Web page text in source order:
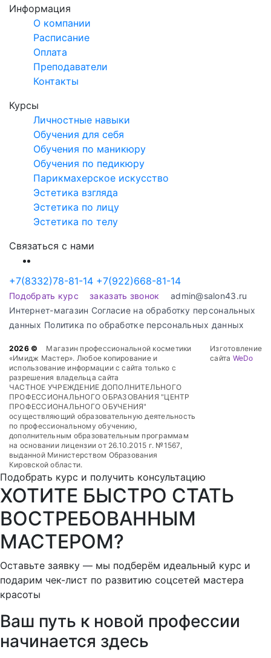
Информация
О компании
Расписание
Оплата
Преподаватели
Контакты
Курсы
Личностные навыки
Обучения для себя
Обучения по маникюру
Обучения по педикюру
Парикмахерское искусство
Эстетика взгляда
Эстетика по лицу
Эстетика по телу
Связаться с нами
+7(8332)78-81-14 +7(922)668-81-14
Подобрать курс заказать звонок
admin@salon43.ru
Интернет-магазин Cогласие на обработку персональных
данных Политика по обработке персональных данных
2026 ©
Магазин профессиональной косметики
«Имидж Мастер». Любое копирование и
использование информации с сайта только с
разрешения владельца сайта
ЧАСТНОЕ УЧРЕЖДЕНИЕ ДОПОЛНИТЕЛЬНОГО
ПРОФЕССИОНАЛЬНОГО ОБРАЗОВАНИЯ "ЦЕНТР
ПРОФЕССИОНАЛЬНОГО ОБУЧЕНИЯ"
осуществляющий образовательную деятельность
по профессиональному обучению,
дополнительным образовательным программам
на основании лицензии от 26.10.2015 г. №1567,
выданной Министерством Образования
Кировской области.
Изготовление
сайта WeDo
Подобрать курс и получить консультацию
ХОТИТЕ БЫСТРО СТАТЬ
ВОСТРЕБОВАННЫМ
МАСТЕРОМ?
Оставьте заявку — мы подберём идеальный курс и
подарим чек-лист по развитию соцсетей мастера
красоты
Ваш путь к новой профессии
начинается здесь